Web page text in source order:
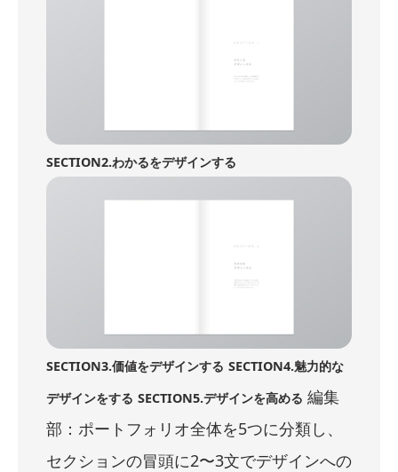
SECTION2.わかるをデザインする
SECTION3.価値をデザインする SECTION4.魅力的な
デザインをする SECTION5.デザインを高める 編集
部：ポートフォリオ全体を5つに分類し、
セクションの冒頭に2〜3文でデザインへの